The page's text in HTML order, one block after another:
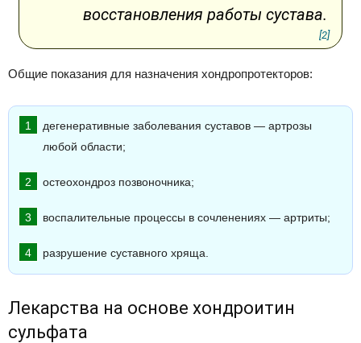
восстановления работы сустава.
[2]
Общие показания для назначения хондропротекторов:
дегенеративные заболевания суставов — артрозы
любой области;
остеохондроз позвоночника;
воспалительные процессы в сочленениях — артриты;
разрушение суставного хряща.
Лекарства на основе хондроитин
сульфата